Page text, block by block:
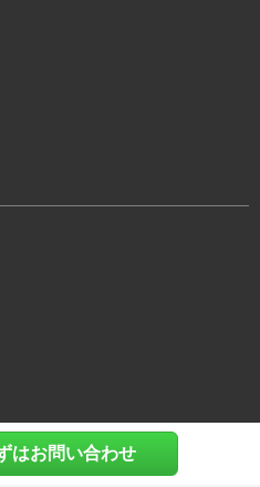
はお問い合わせ